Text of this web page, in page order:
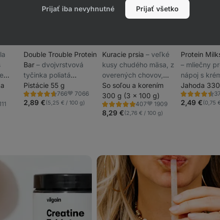
Double Trouble Protein
Bar ⁠–⁠ dvojvrstvová
tyčinka poliatá
čokoládou, 29 %
kvalitných bielkovín,
bez konzervantov a
Pistácie 55 g
766
Hodnotenie
4.7/5,
766
Obľúbené
7066
2,89 €(5,25 € / 100 g)
Kuracie prsia ⁠–⁠ veľké
kusy chudého mäsa, z
overených chovov,
bez konzervantov
So soľou a korením
300 g (3 x 100 g)
407
Hodnotenie
4.8/5,
407
Obľúbené
1909
8,29 €(2,76 € / 100 g)
Protein
⁠–⁠ mliečny
nápoj s
chuťou, 33
na porciu,
obsahom
Jahoda
Hodnotenie
4.5/5,
375
2,49 €(0,75
Prijať iba nevyhnutné Prijať všetko